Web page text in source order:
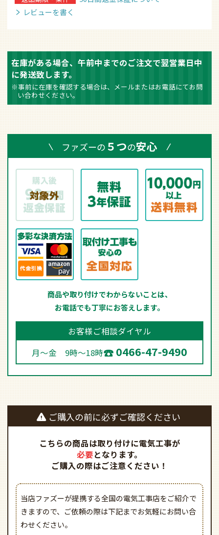
レビューを書く
在庫がある場合、午前中までのご注文で翌営業日中
に発送致します。
※事前に在庫を確認する場合は、メールまたはお電話にてお問
い合わせください。
ファズーの５つの安心
商品や取り付けでわからないことは、
お電話でも丁寧にお答えします。
お客様ご相談ダイヤル
月～金 9時～18時
0466-47-9490
ご購入の前に必ずご確認ください
こちらの商品は取り付けに電気工事が
必要となります。
ご購入の際はご注意ください！
当店ファズーが提携する全国の電気工事店をご紹介で
きますので、 ご依頼の際は下記までお気軽にお問い合
わせください。